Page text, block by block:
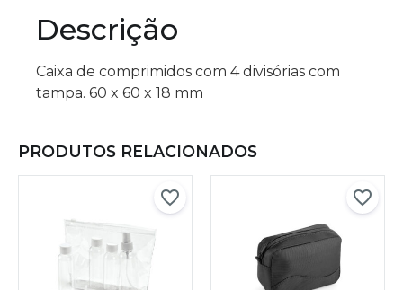
Descrição
Caixa de comprimidos com 4 divisórias com
tampa. 60 x 60 x 18 mm
PRODUTOS RELACIONADOS